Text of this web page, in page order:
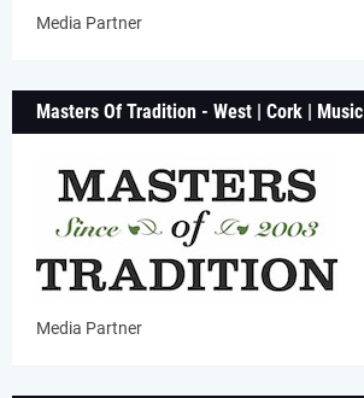
Media Partner
Masters Of Tradition - West | Cork | Music
Media Partner